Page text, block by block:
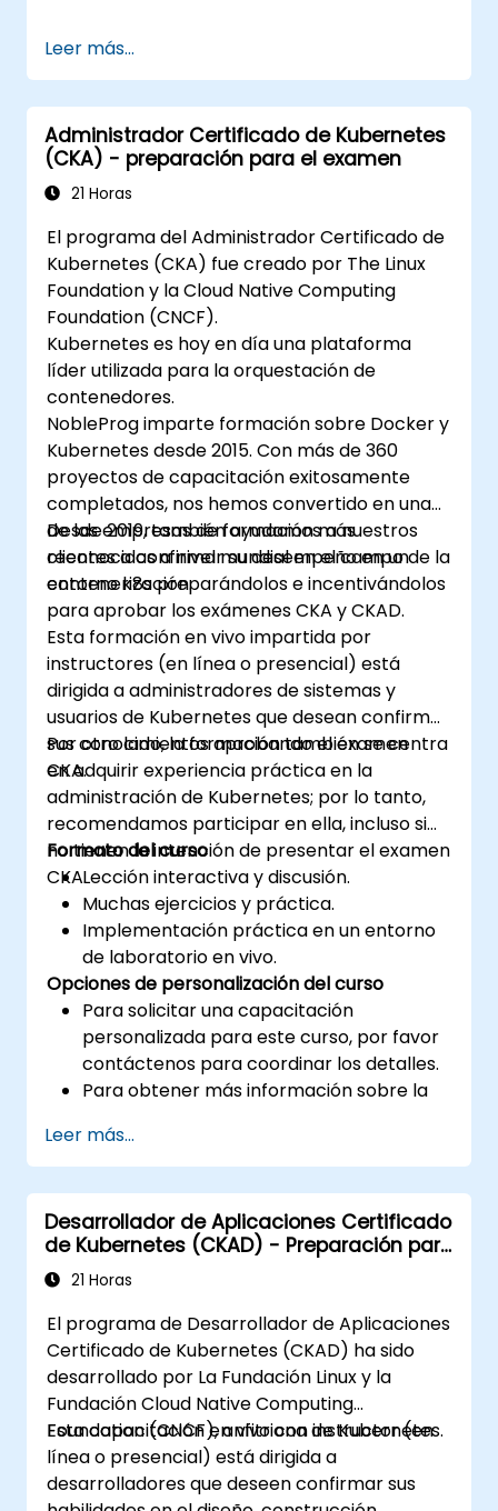
Leer más...
Administrador Certificado de Kubernetes
(CKA) - preparación para el examen
21 Horas
El programa del Administrador Certificado de
Kubernetes (CKA) fue creado por The Linux
Foundation y la Cloud Native Computing
Foundation (CNCF).
Kubernetes es hoy en día una plataforma
líder utilizada para la orquestación de
contenedores.
NobleProg imparte formación sobre Docker y
Kubernetes desde 2015. Con más de 360
proyectos de capacitación exitosamente
completados, nos hemos convertido en una
de las empresas de formación más
reconocidas a nivel mundial en el campo de la
contenerización.
Desde 2019, también ayudamos a nuestros
clientes a confirmar su desempeño en un
entorno k8s preparándolos e incentivándolos
para aprobar los exámenes CKA y CKAD.
Esta formación en vivo impartida por
instructores (en línea o presencial) está
dirigida a administradores de sistemas y
usuarios de Kubernetes que desean confirmar
sus conocimientos aprobando el examen
CKA.
Por otro lado, la formación también se centra
en adquirir experiencia práctica en la
administración de Kubernetes; por lo tanto,
recomendamos participar en ella, incluso si
no tienen la intención de presentar el examen
CKA.
Formato del curso
Lección interactiva y discusión.
Muchas ejercicios y práctica.
Implementación práctica en un entorno
de laboratorio en vivo.
Opciones de personalización del curso
Para solicitar una capacitación
personalizada para este curso, por favor
contáctenos para coordinar los detalles.
Para obtener más información sobre la
https://training.linuxfoundation.org/
kubernetes-administrator-cka
Leer más...
Desarrollador de Aplicaciones Certificado
de Kubernetes (CKAD) - Preparación para
el examen
21 Horas
El programa de Desarrollador de Aplicaciones
Certificado de Kubernetes (CKAD) ha sido
desarrollado por La Fundación Linux y la
Fundación Cloud Native Computing
Foundation (CNCF), anfitriona de Kubernetes.
Esta capacitación en vivo con instructor (en
línea o presencial) está dirigida a
desarrolladores que deseen confirmar sus